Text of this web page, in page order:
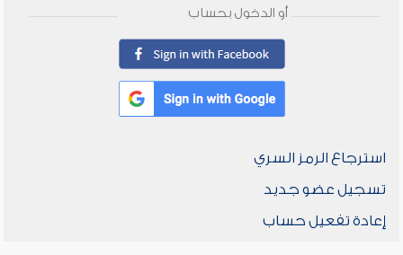
أو الدخول بحساب
استرجاع الرمز السري
تسجيل عضو جديد
إعادة تفعيل حساب